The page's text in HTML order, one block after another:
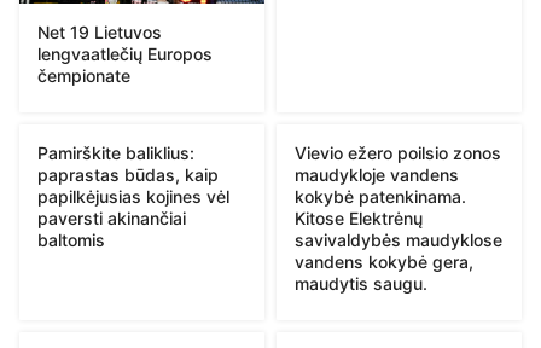
Net 19 Lietuvos
lengvaatlečių Europos
čempionate
Pamirškite baliklius:
paprastas būdas, kaip
papilkėjusias kojines vėl
paversti akinančiai
baltomis
Vievio ežero poilsio zonos
maudykloje vandens
kokybė patenkinama.
Kitose Elektrėnų
savivaldybės maudyklose
vandens kokybė gera,
maudytis saugu.